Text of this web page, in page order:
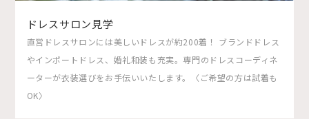
ドレスサロン見学
直営ドレスサロンには美しいドレスが約200着！ ブランドドレス
やインポートドレス、婚礼和装も充実。専門のドレスコーディネ
ーターが衣装選びをお手伝いいたします。〈ご希望の方は試着も
OK〉